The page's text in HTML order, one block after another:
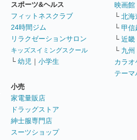
スポーツ&ヘルス
フィットネスクラブ
24時間ジム
リラクゼーションサロン
キッズスイミングスクール
└ 幼児 ｜ 小学生
小売
家電量販店
ドラッグストア
紳士服専門店
スーツショップ
映画館
└ 北海
└ 甲信
└ 近畿
└ 九州
カラオ
テーマ